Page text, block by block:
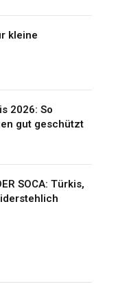
kleine
2026: So
gut geschützt
SOCA: Türkis,